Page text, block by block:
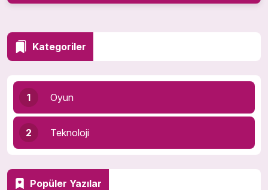
Kategoriler
1 Oyun
2 Teknoloji
Popüler Yazılar